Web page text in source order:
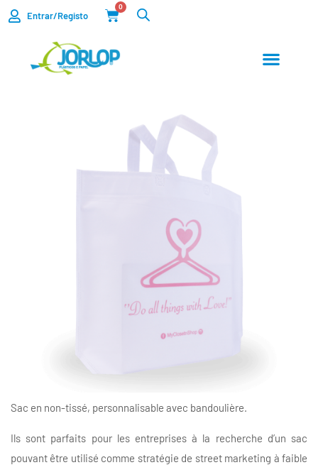
Entrar/Registo
0
Sac en non-tissé, personnalisable avec bandoulière.
Ils sont parfaits pour les entreprises à la recherche d’un sac
pouvant être utilisé comme stratégie de street marketing à faible